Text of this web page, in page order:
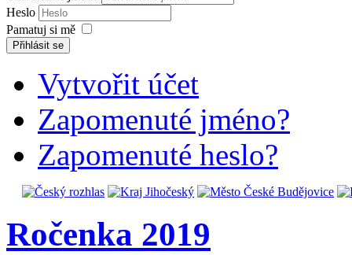
Heslo
Pamatuj si mě
Přihlásit se
Vytvořit účet
Zapomenuté jméno?
Zapomenuté heslo?
Ročenka 2019